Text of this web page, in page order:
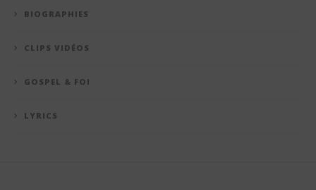
BIOGRAPHIES
CLIPS VIDÉOS
GOSPEL & FOI
LYRICS